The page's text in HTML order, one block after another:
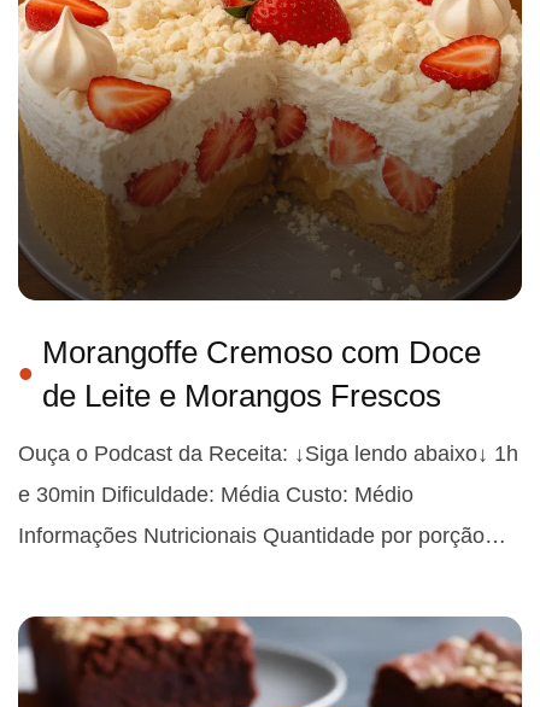
Morangoffe Cremoso com Doce
de Leite e Morangos Frescos
Ouça o Podcast da Receita: ↓Siga lendo abaixo↓ 1h
e 30min Dificuldade: Média Custo: Médio
Informações Nutricionais Quantidade por porção…